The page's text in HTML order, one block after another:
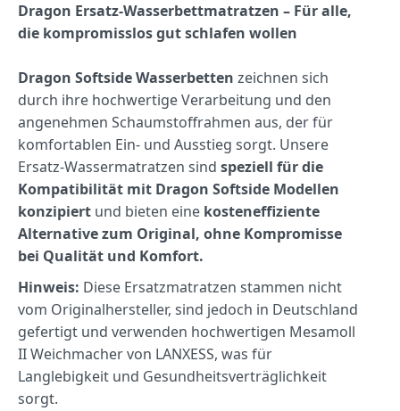
Dragon Ersatz-Wasserbettmatratzen – Für alle,
die kompromisslos gut schlafen wollen
Dragon Softside Wasserbetten zeichnen sich
durch ihre hochwertige Verarbeitung und den
angenehmen Schaumstoffrahmen aus, der für
komfortablen Ein- und Ausstieg sorgt. Unsere
Ersatz-Wassermatratzen sind speziell für die
Kompatibilität mit Dragon Softside Modellen
konzipiert und bieten eine kosteneffiziente
Alternative zum Original, ohne Kompromisse
bei Qualität und Komfort.
Hinweis: Diese Ersatzmatratzen stammen nicht
vom Originalhersteller, sind jedoch in Deutschland
gefertigt und verwenden hochwertigen Mesamoll
II Weichmacher von LANXESS, was für
Langlebigkeit und Gesundheitsverträglichkeit
sorgt.